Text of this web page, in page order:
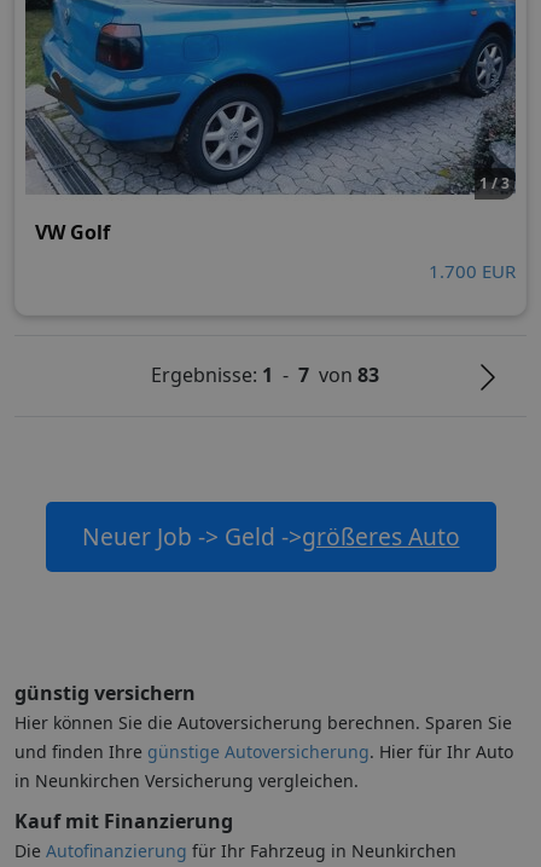
1 / 3
VW Golf
1.700 EUR
Ergebnisse: 1 -7 von83
Neuer Job -> Geld ->größeres Auto
günstig versichern
Hier können Sie die Autoversicherung berechnen. Sparen Sie
und finden Ihre günstige Autoversicherung. Hier für Ihr Auto
in Neunkirchen Versicherung vergleichen.
Kauf mit Finanzierung
Die Autofinanzierung für Ihr Fahrzeug in Neunkirchen